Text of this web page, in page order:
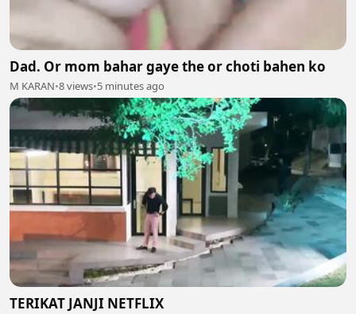
Dad. Or mom bahar gaye the or choti bahen ko
M KARAN•8 views•5 minutes ago
TERIKAT JANJI NETFLIX